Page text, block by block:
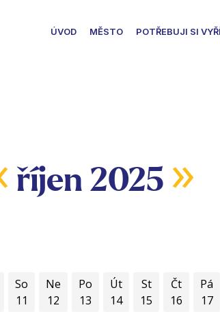
ÚVOD MĚSTO POTŘEBUJI SI
říjen 2025 »
So
11
Ne
12
Po
13
Út
14
St
15
Čt
16
Pá
17